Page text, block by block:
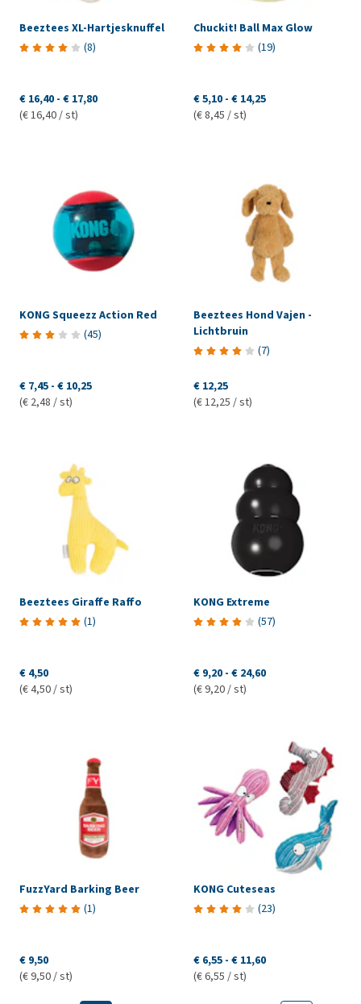
Beeztees XL-Hartjesknuffel
(8)
€ 16,40 - € 17,80
(€ 16,40 / st)
Chuckit! Ball Max Glow
(19)
€ 5,10 - € 14,25
(€ 8,45 / st)
KONG Squeezz Action Red
(45)
€ 7,45 - € 10,25
(€ 2,48 / st)
Beeztees Hond Vajen -
Lichtbruin
(7)
€ 12,25
(€ 12,25 / st)
Beeztees Giraffe Raffo
(1)
€ 4,50
(€ 4,50 / st)
KONG Extreme
(57)
€ 9,20 - € 24,60
(€ 9,20 / st)
FuzzYard Barking Beer
(1)
€ 9,50
(€ 9,50 / st)
KONG Cuteseas
(23)
€ 6,55 - € 11,60
(€ 6,55 / st)